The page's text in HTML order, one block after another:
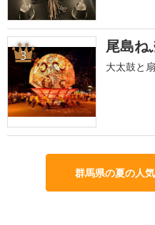
3 尾島ね
大太鼓と
群馬県の夏の人